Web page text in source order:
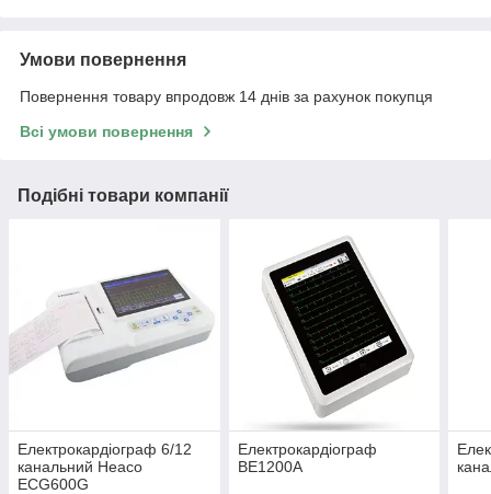
Умови повернення
Повернення товару впродовж 14 днів за рахунок покупця
Всі умови повернення
Подібні товари компанії
Електрокардіограф 6/12
канальний Heaco
ECG600G
Електрокардіограф
BE1200А